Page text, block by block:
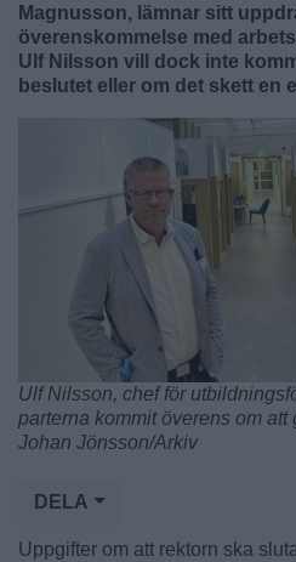
Magnusson, lämnar sitt
överenskommelse med
Ulf Nilsson vill dock inte
beslutet eller om det skett en
Ulf Nilsson, chef för
parterna kommit överens om att
Johan Jönsson/Arkiv
DELA
Uppgifter om att rektorn ska